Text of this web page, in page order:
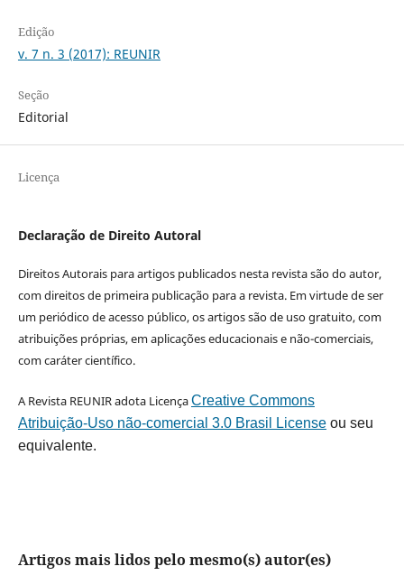
Edição
v. 7 n. 3 (2017): REUNIR
Seção
Editorial
Licença
Declaração de Direito Autoral
Direitos Autorais para artigos publicados nesta revista são do autor,
com direitos de primeira publicação para a revista. Em virtude de ser
um periódico de acesso público, os artigos são de uso gratuito, com
atribuições próprias, em aplicações educacionais e não-comerciais,
com caráter científico.
A Revista REUNIR adota LicençaCreative Commons
Atribuição-Uso não-comercial 3.0 Brasil Licenseou seu
equivalente.
Artigos mais lidos pelo mesmo(s) autor(es)